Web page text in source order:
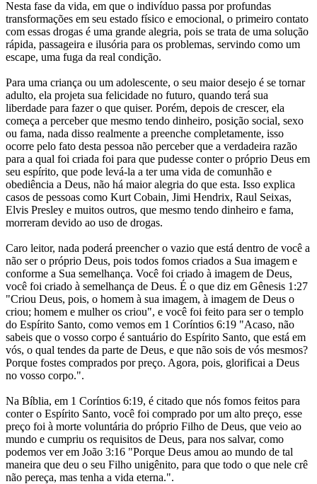
Nesta fase da vida, em que o indivíduo passa por profundas
transformações em seu estado físico e emocional, o primeiro contato
com essas drogas é uma grande alegria, pois se trata de uma solução
rápida, passageira e ilusória para os problemas, servindo como um
escape, uma fuga da real condição.
Para uma criança ou um adolescente, o seu maior desejo é se tornar
adulto, ela projeta sua felicidade no futuro, quando terá sua
liberdade para fazer o que quiser. Porém, depois de crescer, ela
começa a perceber que mesmo tendo dinheiro, posição social, sexo
ou fama, nada disso realmente a preenche completamente, isso
ocorre pelo fato desta pessoa não perceber que a verdadeira razão
para a qual foi criada foi para que pudesse conter o próprio Deus em
seu espírito, que pode levá-la a ter uma vida de comunhão e
obediência a Deus, não há maior alegria do que esta. Isso explica
casos de pessoas como Kurt Cobain, Jimi Hendrix, Raul Seixas,
Elvis Presley e muitos outros, que mesmo tendo dinheiro e fama,
morreram devido ao uso de drogas.
Caro leitor, nada poderá preencher o vazio que está dentro de você a
não ser o próprio Deus, pois todos fomos criados a Sua imagem e
conforme a Sua semelhança. Você foi criado à imagem de Deus,
você foi criado à semelhança de Deus. É o que diz em Gênesis 1:27
"Criou Deus, pois, o homem à sua imagem, à imagem de Deus o
criou; homem e mulher os criou", e você foi feito para ser o templo
do Espírito Santo, como vemos em 1 Coríntios 6:19 "Acaso, não
sabeis que o vosso corpo é santuário do Espírito Santo, que está em
vós, o qual tendes da parte de Deus, e que não sois de vós mesmos?
Porque fostes comprados por preço. Agora, pois, glorificai a Deus
no vosso corpo.".
Na Bíblia, em 1 Coríntios 6:19, é citado que nós fomos feitos para
conter o Espírito Santo, você foi comprado por um alto preço, esse
preço foi à morte voluntária do próprio Filho de Deus, que veio ao
mundo e cumpriu os requisitos de Deus, para nos salvar, como
podemos ver em João 3:16 "Porque Deus amou ao mundo de tal
maneira que deu o seu Filho unigênito, para que todo o que nele crê
não pereça, mas tenha a vida eterna.".